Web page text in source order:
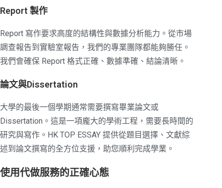
Report 製作
Report 寫作要求高度的結構性與數據分析能力。從市場
調查報告到實驗室報告，我們的專業團隊都能夠勝任。
我們會確保 Report 格式正確、數據準確、結論清晰。
論文與Dissertation
大學的最後一個學期通常需要撰寫畢業論文或
Dissertation。這是一項龐大的學術工程，需要長時間的
研究與寫作。HK TOP ESSAY 提供從題目選擇、文獻綜
述到論文撰寫的全方位支援，助您順利完成學業。
使用代做服務的正確心態